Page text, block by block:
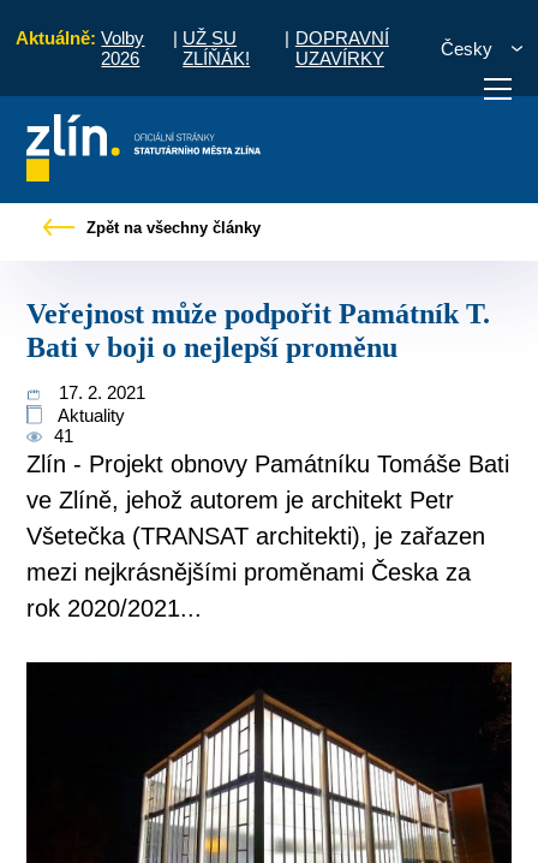
Aktuálně: Volby
2026
| UŽ SU
ZLÍŇÁK!
| DOPRAVNÍ
UZAVÍRKY
Česky
vyřídit Potřebuji zaplatit
Zpět na všechny články
Veřejnost může podpořit Památník T.
Bati v boji o nejlepší proměnu
17. 2. 2021
Aktuality
41
Zlín - Projekt obnovy Památníku Tomáše Bati
ve Zlíně, jehož autorem je architekt Petr
Všetečka (TRANSAT architekti), je zařazen
mezi nejkrásnějšími proměnami Česka za
rok 2020/2021...